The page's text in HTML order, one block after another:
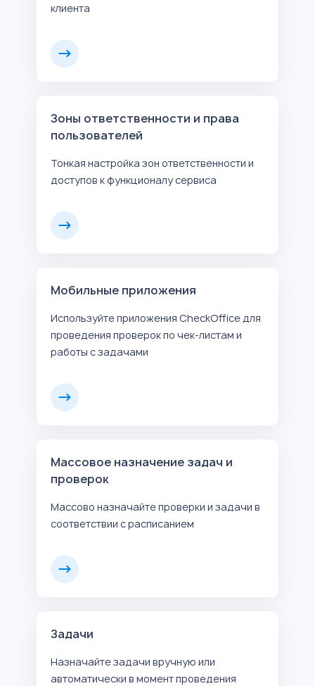
клиента
Зоны ответственности и права
пользователей
Тонкая настройка зон ответственности и
доступов к функционалу сервиса
Мобильные приложения
Используйте приложения CheckOffice для
проведения проверок по чек-листам и
работы с задачами
Массовое назначение задач и
проверок
Массово назначайте проверки и задачи в
соответствии с расписанием
Задачи
Назначайте задачи вручную или
автоматически в момент проведения